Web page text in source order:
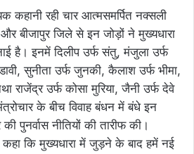
कहानी रही चार आत्मसमर्पित नक्सली
बीजापुर जिले से इन जोड़ों ने मुख्यधारा
है। इनमें दिलीप उर्फ संतु, मंजुला उर्फ
सुनीता उर्फ जुनकी, कैलाश उर्फ भीमा,
राजेंद्र उर्फ कोसा मुरिया, जैनी उर्फ देवे
के बीच विवाह बंधन में बंधे इन
पुनर्वास नीतियों की तारीफ की।
कहा कि मुख्यधारा में जुड़ने के बाद हमें नई